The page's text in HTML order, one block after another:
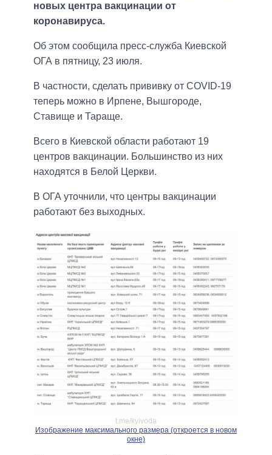
новых центра вакцинации от
коронавируса.
Об этом сообщила пресс-служба Киевской
ОГА в пятницу, 23 июля.
В частности, сделать прививку от COVID-19
теперь можно в Ирпене, Вышгороде,
Ставище и Тараще.
Всего в Киевской области работают 19
центров вакцинации. Большинство из них
находятся в Белой Церкви.
В ОГА уточнили, что центры вакцинации
работают без выходных.
t.me/kyivoda
Изображение максимального размера (откроется в новом
окне)